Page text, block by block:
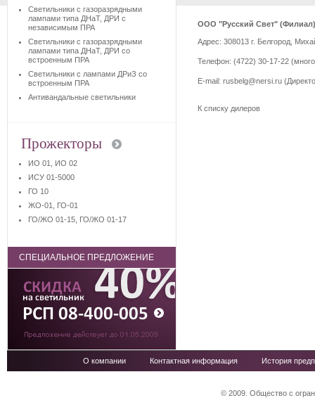
ООО "Русский Свет" (Филиал)
Адрес: 308013 г. Белгород,
Телефон: (4722) 30-17-22
E-mail: rusbelg@nersi.ru
К списку дилеров
Светильники с газоразрядными
лампами типа ДНаТ, ДРИ с
независимым ПРА
Светильники с газоразрядными
лампами типа ДНаТ, ДРИ со
встроенным ПРА
Светильники с лампами ДРиЗ со
встроенным ПРА
Антивандальные светильники
Прожекторы
ИО 01, ИО 02
ИСУ 01-5000
ГО 10
ЖО-01, ГО-01
ГО/ЖО 01-15, ГО/ЖО 01-17
СПЕЦИАЛЬНОЕ ПРЕДЛОЖЕНИЕ
О компании Контактная информация История
© 2009. Общество с